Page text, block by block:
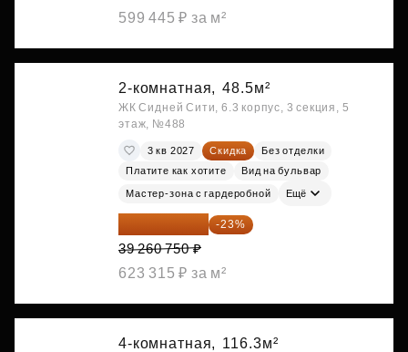
599 445 ₽ за м²
2-комнатная, 48.5м²
ЖК Сидней Сити, 6.3 корпус, 3 секция, 5
этаж, №488
3 кв 2027 Скидка
Без отделки
Платите как хотите
Вид на бульвар
Мастер-зона с гардеробной Ещё
30 230 778 ₽ -23%
39 260 750 ₽
623 315 ₽ за м²
4-комнатная, 116.3м²